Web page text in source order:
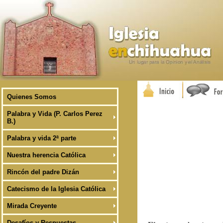
Quienes Somos
Palabra y Vida (P. Carlos Perez
B.)
Palabra y vida 2ª parte
Nuestra herencia Católica
Rincón del padre Dizán
Catecismo de la Iglesia Católica
Mirada Creyente